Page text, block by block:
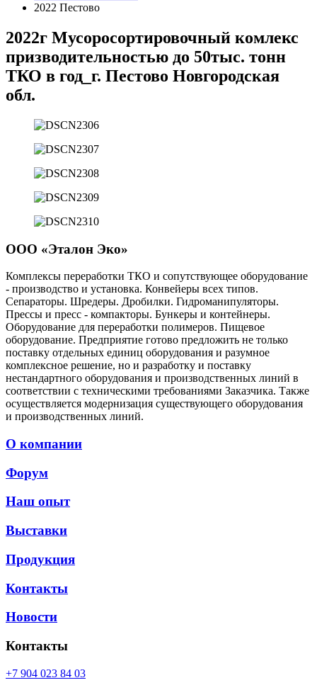
2022 Пестово
2022г Мусоросортировочный комлекс
призводительностью до 50тыс. тонн
ТКО в год_г. Пестово Новгородская
обл.
ООО «Эталон Эко»
Комплексы переработки ТКО и сопутствующее оборудование
- производство и установка. Конвейеры всех типов.
Сепараторы. Шредеры. Дробилки. Гидроманипуляторы.
Прессы и пресс - компакторы. Бункеры и контейнеры.
Оборудование для переработки полимеров. Пищевое
оборудование. Предприятие готово предложить не только
поставку отдельных единиц оборудования и разумное
комплексное решение, но и разработку и поставку
нестандартного оборудования и производственных линий в
соответствии с техническими требованиями Заказчика. Также
осуществляется модернизация существующего оборудования
и производственных линий.
О компании
Форум
Наш опыт
Выставки
Продукция
Контакты
Новости
Контакты
+7 904 023 84 03